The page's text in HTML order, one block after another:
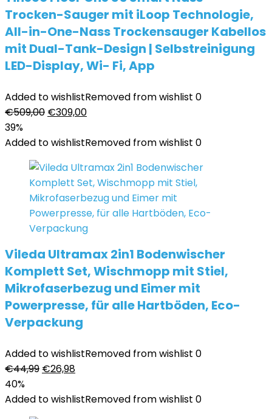
Trocken-Sauger mit iLoop Technologie,
All-in-One-Nass Trockensauger Kabellos
mit Dual-Tank-Design | Selbstreinigung
LED-Display, Wi- Fi, App
Added to wishlistRemoved from wishlist 0
€509,00 Ursprünglicher
war:
€309,00Aktueller
ist:
39%
Added to wishlistRemoved from wishlist 0
Vileda Ultramax 2in1 Bodenwischer
Komplett Set, Wischmopp mit Stiel,
Mikrofaserbezug und Eimer mit
Powerpresse, für alle Hartböden, Eco-
Verpackung
Added to wishlistRemoved from wishlist 0
€44,99 Ursprünglicher
war:
€26,98Aktueller
ist:
40%
Added to wishlistRemoved from wishlist 0